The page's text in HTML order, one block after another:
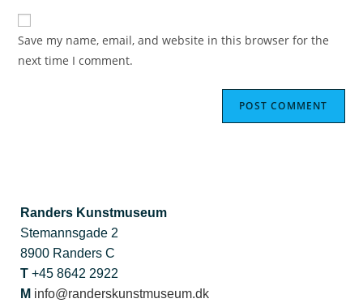
Save my name, email, and website in this browser for the
next time I comment.
Randers Kunstmuseum
Stemannsgade 2
8900 Randers C
T +45 8642 2922
M info@randerskunstmuseum.dk